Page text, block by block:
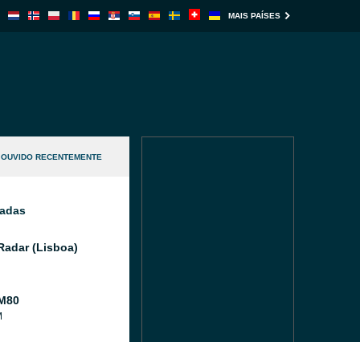
MAIS PAÍSES
OUVIDO RECENTEMENTE
(Lisboa)